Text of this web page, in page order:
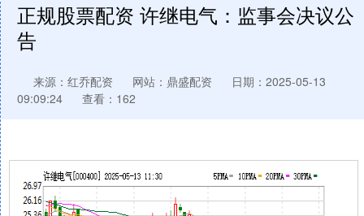
正规股票配资 许继电气：监事会决议公
告
来源：红乔配资 网站：鼎盛配资
日期：2025-05-13
09:09:24
查看：162